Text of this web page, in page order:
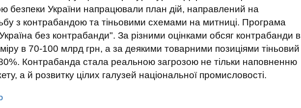
безпеки України напрацювали план дій, направлений на
з контрабандою та тіньовими схемами на митниці. Програма
без контрабанди". За різними оцінками обсяг контрабанди в
в 70-100 млрд грн, а за деякими товарними позиціями тіньовий
Контрабанда стала реальною загрозою не тільки наповненню
а й розвитку цілих галузей національної промисловості.